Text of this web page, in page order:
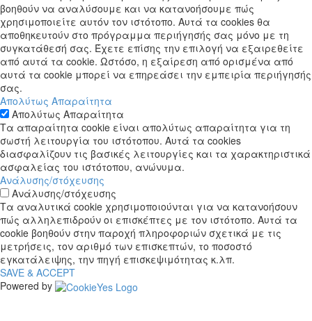
βοηθούν να αναλύσουμε και να κατανοήσουμε πώς
χρησιμοποιείτε αυτόν τον ιστότοπο. Αυτά τα cookies θα
αποθηκευτούν στο πρόγραμμα περιήγησής σας μόνο με τη
συγκατάθεσή σας. Έχετε επίσης την επιλογή να εξαιρεθείτε
από αυτά τα cookie. Ωστόσο, η εξαίρεση από ορισμένα από
αυτά τα cookie μπορεί να επηρεάσει την εμπειρία περιήγησής
σας.
Απολύτως Απαραίτητα
Απολύτως Απαραίτητα
Τα απαραίτητα cookie είναι απολύτως απαραίτητα για τη
σωστή λειτουργία του ιστότοπου. Αυτά τα cookies
διασφαλίζουν τις βασικές λειτουργίες και τα χαρακτηριστικά
ασφαλείας του ιστότοπου, ανώνυμα.
Ανάλυσης/στόχευσης
Ανάλυσης/στόχευσης
Τα αναλυτικά cookie χρησιμοποιούνται για να κατανοήσουν
πώς αλληλεπιδρούν οι επισκέπτες με τον ιστότοπο. Αυτά τα
cookie βοηθούν στην παροχή πληροφοριών σχετικά με τις
μετρήσεις, τον αριθμό των επισκεπτών, το ποσοστό
εγκατάλειψης, την πηγή επισκεψιμότητας κ.λπ.
SAVE & ACCEPT
Powered by